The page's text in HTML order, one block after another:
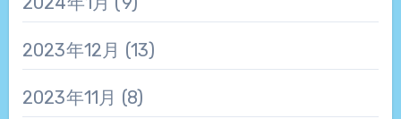
2023年12月 (13)
2023年11月 (8)